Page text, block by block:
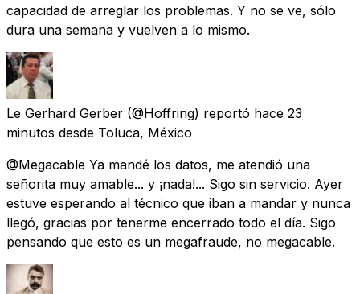
capacidad de arreglar los problemas. Y no se ve, sólo
dura una semana y vuelven a lo mismo.
Le Gerhard Gerber (@Hoffring) reportó hace 23
minutos desde Toluca, México
@Megacable Ya mandé los datos, me atendió una
señorita muy amable... y ¡nada!... Sigo sin servicio. Ayer
estuve esperando al técnico que iban a mandar y nunca
llegó, gracias por tenerme encerrado todo el día. Sigo
pensando que esto es un megafraude, no megacable.